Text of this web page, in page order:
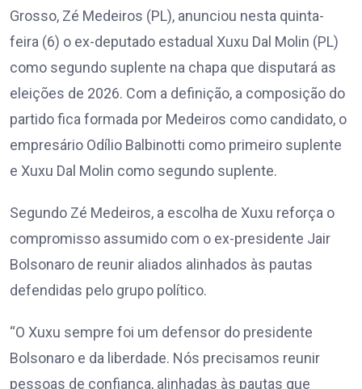
Grosso, Zé Medeiros (PL), anunciou nesta quinta-
feira (6) o ex-deputado estadual Xuxu Dal Molin (PL)
como segundo suplente na chapa que disputará as
eleições de 2026. Com a definição, a composição do
partido fica formada por Medeiros como candidato, o
empresário Odílio Balbinotti como primeiro suplente
e Xuxu Dal Molin como segundo suplente.
Segundo Zé Medeiros, a escolha de Xuxu reforça o
compromisso assumido com o ex-presidente Jair
Bolsonaro de reunir aliados alinhados às pautas
defendidas pelo grupo político.
“O Xuxu sempre foi um defensor do presidente
Bolsonaro e da liberdade. Nós precisamos reunir
pessoas de confiança, alinhadas às pautas que